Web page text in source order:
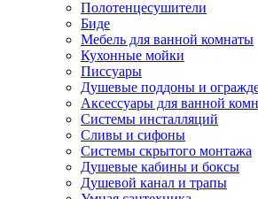
Полотенцесушители
Биде
Мебель для ванной комнаты
Кухонные мойки
Писсуары
Душевые поддоны и
Аксессуары для ванной
Системы инсталляций
Сливы и сифоны
Системы скрытого монтажа
Душевые кабины и боксы
Душевой канал и трапы